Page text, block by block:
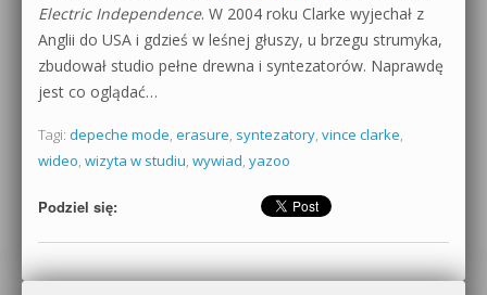
Kontakt 5 Kompendium
Pakiety
Polityka prywatności
Regulamin
Wyszukiwanie
Electric Independence. W 2004 roku Clarke wyjechał z
Anglii do USA i gdzieś w leśnej głuszy, u brzegu strumyka,
zbudował studio pełne drewna i syntezatorów. Naprawdę
jest co oglądać…
Tagi: depeche mode, erasure, syntezatory, vince clarke,
wideo, wizyta w studiu, wywiad, yazoo
Podziel się: